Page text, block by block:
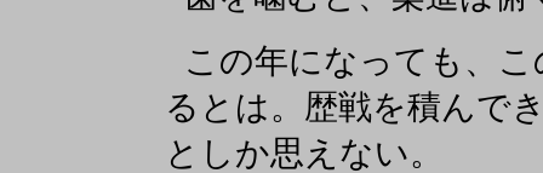
この年になっても、
るとは。歴戦を積んで
としか思えない。